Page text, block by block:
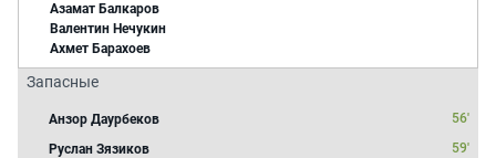
Азамат Балкаров
Валентин Нечукин
Ахмет Барахоев
Запасные
Анзор Даурбеков
56'
Руслан Зязиков
59'